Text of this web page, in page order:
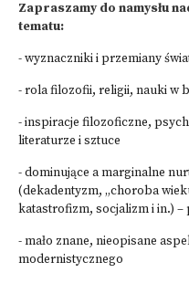
Zapraszamy do namysłu
tematu:
- wyznaczniki i przemiany
- rola filozofii, religii, nauki w
- inspiracje filozoficzne,
literaturze i sztuce
- dominujące a marginalne
(dekadentyzm, „choroba
katastrofizm, socjalizm i in.) –
- mało znane, nieopisane
modernistycznego